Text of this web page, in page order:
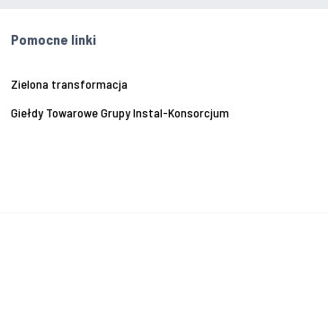
Pomocne linki
Zielona transformacja
Giełdy Towarowe Grupy Instal-Konsorcjum